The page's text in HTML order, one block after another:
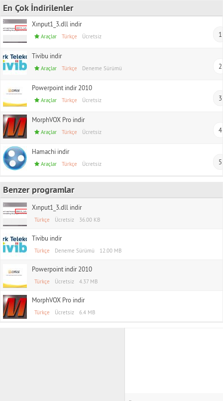
En Çok İndirilenler
Xınput1_3.dll indir
Araçlar Türkçe Ücretsiz 1
Tivibu indir
Araçlar Türkçe Deneme Sürümü 2
Powerpoint indir 2010
Araçlar Türkçe Ücretsiz 3
MorphVOX Pro indir
Araçlar Türkçe Ücretsiz 4
Hamachi indir
Araçlar Türkçe Ücretsiz 5
Benzer programlar
Xınput1_3.dll indir
Türkçe Ücretsiz 36.00 KB
Tivibu indir
Türkçe Deneme Sürümü 12.00 MB
Powerpoint indir 2010
Türkçe Ücretsiz 4.37 MB
MorphVOX Pro indir
Türkçe Ücretsiz 6.4 MB